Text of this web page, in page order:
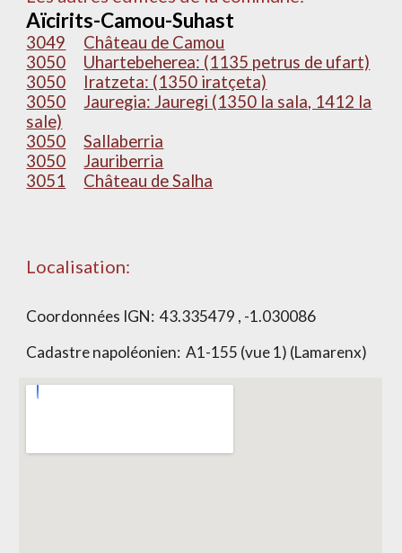
Aïcirits-Camou-Suhast
3049
Château de Camou
3050
Uhartebeherea: (1135 petrus de ufart)
3050
Iratzeta: (1350 iratçeta)
3050
Jauregia: Jauregi (1350 la sala, 1412 la
sale)
3050
Sallaberria
3050
Jauriberria
3051
Château de Salha
Localisation:
Coordonnées IGN: 43.335479 , -1.030086
Cadastre napoléonien:A1-155 (vue 1) (Lamarenx)